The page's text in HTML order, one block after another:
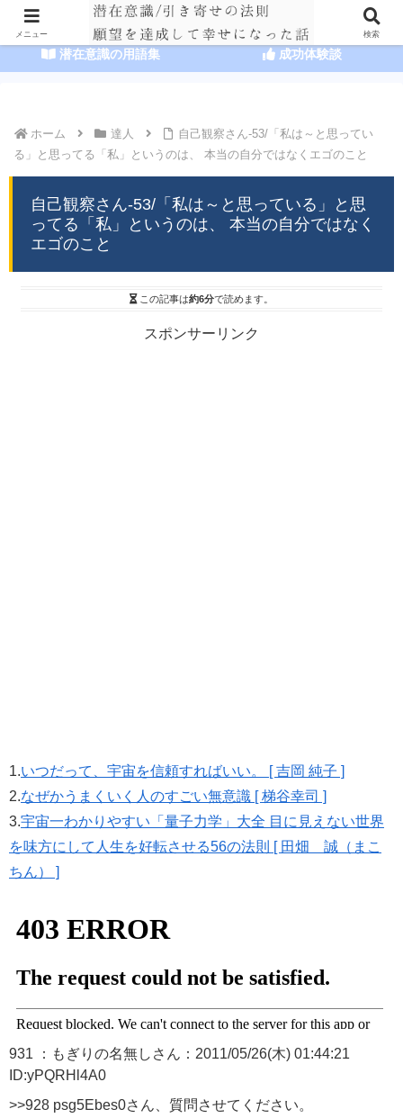
HOME 潜在意識の達人まとめ
潜在意識の用語集 成功体験談
ホーム 達人
自己観察さん-53/「私は～と思ってい
る」と思ってる「私」というのは、 本当の自分ではなくエゴのこと
自己観察さん-53/「私は～と思っている」と思
ってる「私」というのは、 本当の自分ではなく
エゴのこと
この記事は約6分で読めます。
スポンサーリンク
1.いつだって、宇宙を信頼すればいい。 [ 吉岡 純子 ]
2.なぜかうまくいく人のすごい無意識 [ 梯谷幸司 ]
3.宇宙一わかりやすい「量子力学」大全 目に見えない世界
を味方にして人生を好転させる56の法則 [ 田畑 誠（まこ
ちん） ]
931 ：もぎりの名無しさん：2011/05/26(木) 01:44:21
ID:yPQRHl4A0
>>928 psg5Ebes0さん、質問させてください。
メニュー 検索